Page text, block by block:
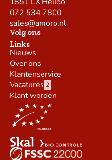
072 534 7800
sales@amoro.nl
Volg ons
Links
Nieuws
Over ons
Klantenservice
Vacatures 2
Klant worden